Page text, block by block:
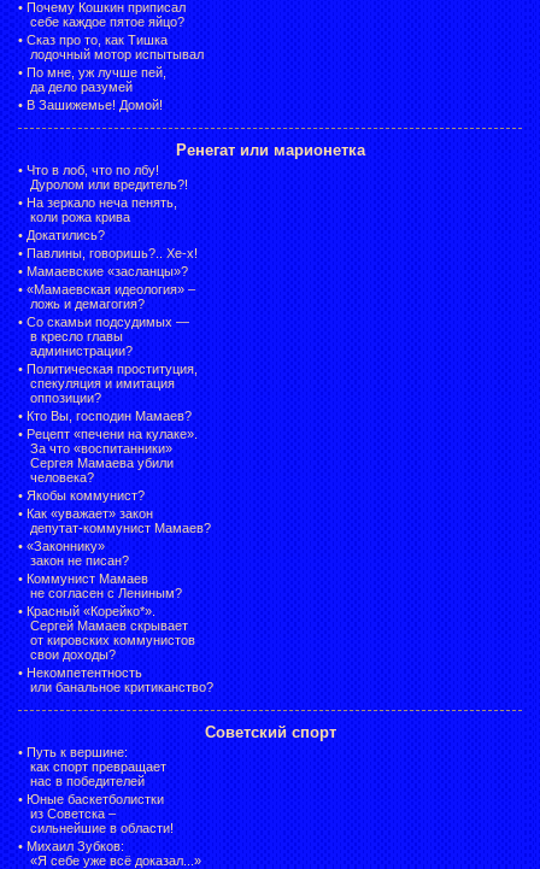
• Почему Кошкин приписал
себе каждое пятое яйцо?
• Сказ про то, как Тишка
лодочный мотор испытывал
• По мне, уж лучше пей,
да дело разумей
• В Зашижемье! Домой!
Ренегат или марионетка
• Что в лоб, что по лбу!
Дуролом или вредитель?!
• На зеркало неча пенять,
коли рожа крива
• Докатились?
• Павлины, говоришь?.. Хе-х!
• Мамаевские «засланцы»?
• «Мамаевская идеология» –
ложь и демагогия?
• Со скамьи подсудимых —
в кресло главы
администрации?
• Политическая проституция,
спекуляция и имитация
оппозиции?
• Кто Вы, господин Мамаев?
• Рецепт «печени на кулаке».
За что «воспитанники»
Сергея Мамаева убили
человека?
• Якобы коммунист?
• Как «уважает» закон
депутат-коммунист Мамаев?
• «Законнику»
закон не писан?
• Коммунист Мамаев
не согласен с Лениным?
• Красный «Корейко*».
Сергей Мамаев скрывает
от кировских коммунистов
свои доходы?
• Некомпетентность
или банальное критиканство?
Советский спорт
• Путь к вершине:
как спорт превращает
нас в победителей
• Юные баскетболистки
из Советска –
сильнейшие в области!
• Михаил Зубков:
«Я себе уже всё доказал...»